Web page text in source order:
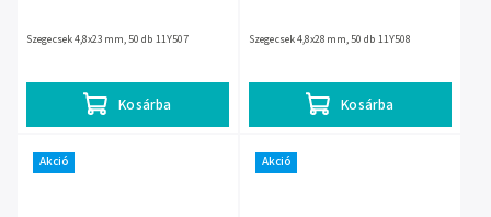
Kosárba
Szegecsek 4,8x23mm, 50 db 11Y507
Kosárba
Szegecsek 4,8x28mm, 50 db 11Y508
Akció Akció